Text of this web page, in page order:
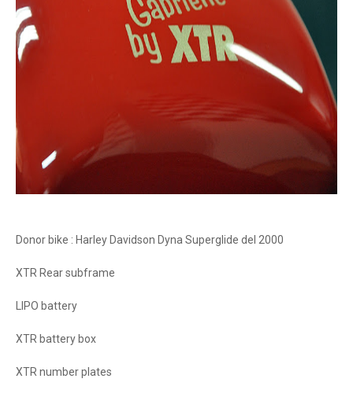
Donor bike : Harley Davidson Dyna Superglide del 2000
XTR Rear subframe
LIPO battery
XTR battery box
XTR number plates